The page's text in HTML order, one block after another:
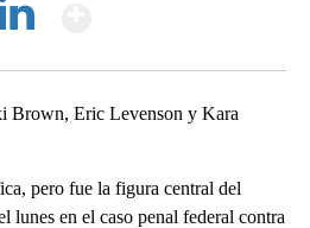
Brown, Eric Levenson y Kara
pero fue la figura central del
lunes en el caso penal federal contra